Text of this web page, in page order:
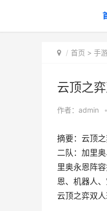
首页 > 手
云顶之
作者： admin •
摘要：云顶
二队：加里
里奥永恩阵
恩、机器人
云顶之弈双